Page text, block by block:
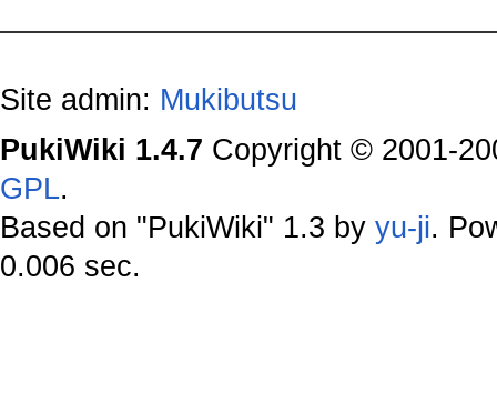
Site admin: Mukibutsu
PukiWiki 1.4.7 Copyright © 2001-
GPL.
Based on "PukiWiki" 1.3 by yu-ji.
0.006 sec.